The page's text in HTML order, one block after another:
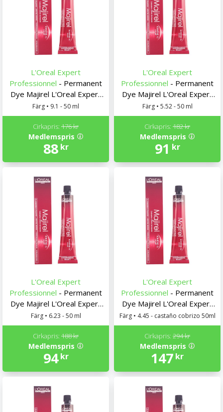
L'Oreal Expert
Professionnel - Permanent
Dye Majirel L'Oreal Expert
Professionnel
Färg • 9.1 - 50 ml
Medlemspris
88 kr
Cirkapris: 176 kr
L'Oreal Expert
Professionnel - Permanent
Dye Majirel L'Oreal Expert
Professionnel
Färg • 5.52 - 50 ml
Medlemspris
91 kr
Cirkapris: 182 kr
L'Oreal Expert
Professionnel - Permanent
Dye Majirel L'Oreal Expert
Professionnel
Färg • 6.23 - 50 ml
Medlemspris
94 kr
Cirkapris: 188 kr
L'Oreal Expert
Professionnel - Permanent
Dye Majirel L'Oreal Expert
Professionnel
Färg • 4.45 - castaño cobrizo 50ml
Medlemspris
147 kr
Cirkapris: 294 kr